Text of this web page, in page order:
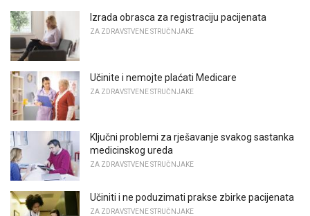
Izrada obrasca za registraciju pacijenata
ZA ZDRAVSTVENE STRUČNJAKE
Učinite i nemojte plaćati Medicare
ZA ZDRAVSTVENE STRUČNJAKE
Ključni problemi za rješavanje svakog sastanka
medicinskog ureda
ZA ZDRAVSTVENE STRUČNJAKE
Učiniti i ne poduzimati prakse zbirke pacijenata
ZA ZDRAVSTVENE STRUČNJAKE